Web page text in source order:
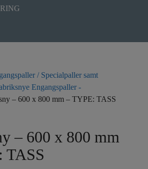
/ Specialpaller samt
Engangspaller -
– 600 x 800 mm – TYPE: TASS
– 600 x 800 mm
TASS